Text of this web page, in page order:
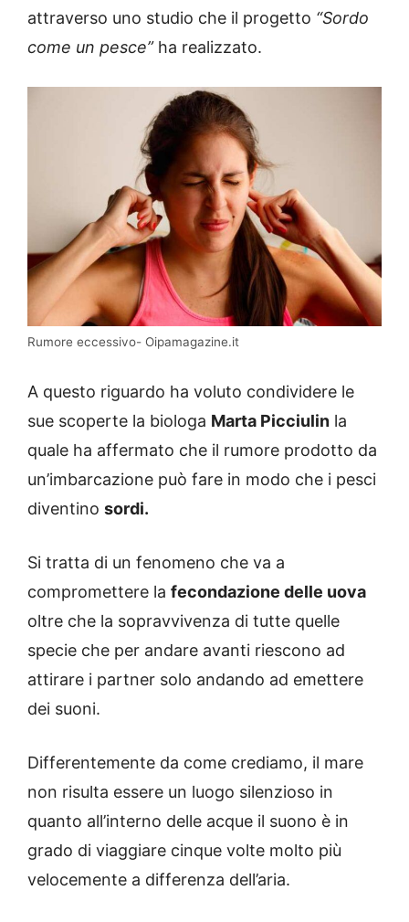
attraverso uno studio che il progetto “Sordo
come un pesce”ha realizzato.
Rumore eccessivo- Oipamagazine.it
A questo riguardo ha voluto condividere le
sue scoperte la biologa Marta Picciulin la
quale ha affermato che il rumore prodotto da
un’imbarcazione può fare in modo che i pesci
diventino sordi.
Si tratta di un fenomeno che va a
compromettere la fecondazione delle uova
oltre che la sopravvivenza di tutte quelle
specie che per andare avanti riescono ad
attirare i partner solo andando ad emettere
dei suoni.
Differentemente da come crediamo, il mare
non risulta essere un luogo silenzioso in
quanto all’interno delle acque il suono è in
grado di viaggiare cinque volte molto più
velocemente a differenza dell’aria.